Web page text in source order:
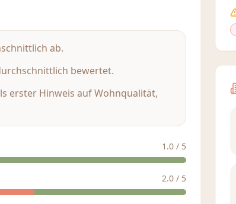
ab.
bewertet.
erster Hinweis auf Wohnqualität,
1.0 / 5
2.0 / 5